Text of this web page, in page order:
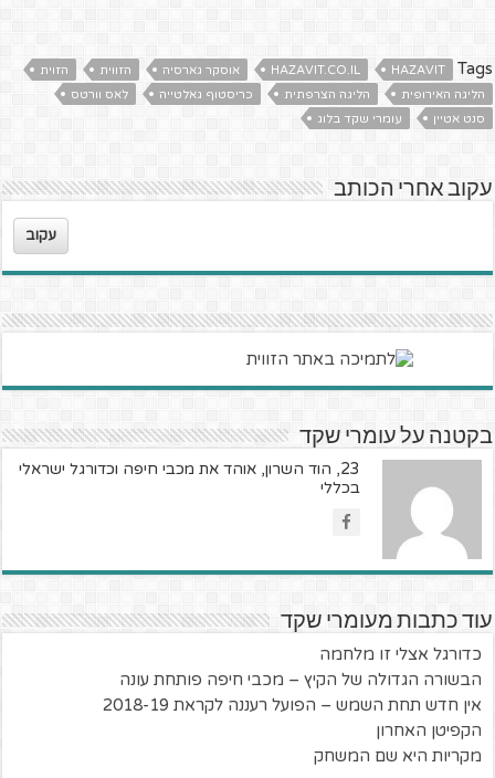
Tags
HAZAVIT
HAZAVIT.CO.IL אוסקר גארסיה הזווית
הזוית
הליגה האירופית
הליגה הצרפתית כריסטוף גאלטייה
לאס וורטס
סנט אטיין
עומרי שקד בלוג
עקוב אחרי הכותב
עקוב
בקטנה על עומרי שקד
23, הוד השרון, אוהד את מכבי חיפה וכדורגל ישראלי
בכללי
עוד כתבות מעומרי שקד
כדורגל אצלי זו מלחמה
הבשורה הגדולה של הקיץ – מכבי חיפה פותחת עונה
אין חדש תחת השמש – הפועל רעננה לקראת 2018-19
הקפיטן האחרון
מקריות היא שם המשחק